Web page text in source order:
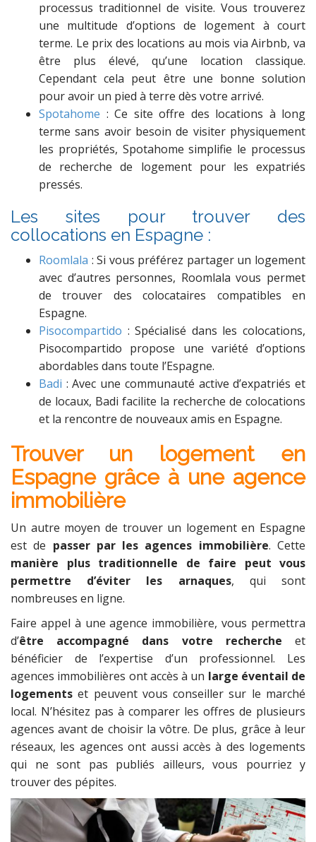
processus traditionnel de visite. Vous trouverez
une multitude d’options de logement à court
terme. Le prix des locations au mois via Airbnb, va
être plus élevé, qu’une location classique.
Cependant cela peut être une bonne solution
pour avoir un pied à terre dès votre arrivé.
Spotahome : Ce site offre des locations à long
terme sans avoir besoin de visiter physiquement
les propriétés, Spotahome simplifie le processus
de recherche de logement pour les expatriés
pressés.
Les sites pour trouver des
collocations en Espagne :
Roomlala : Si vous préférez partager un logement
avec d’autres personnes, Roomlala vous permet
de trouver des colocataires compatibles en
Espagne.
Pisocompartido : Spécialisé dans les colocations,
Pisocompartido propose une variété d’options
abordables dans toute l’Espagne.
Badi : Avec une communauté active d’expatriés et
de locaux, Badi facilite la recherche de colocations
et la rencontre de nouveaux amis en Espagne.
Trouver un logement en
Espagne grâce à une agence
immobilière
Un autre moyen de trouver un logement en Espagne
est de passer par les agences immobilière. Cette
manière plus traditionnelle de faire peut vous
permettre d’éviter les arnaques, qui sont
nombreuses en ligne.
Faire appel à une agence immobilière, vous permettra
d’être accompagné dans votre recherche et
bénéficier de l’expertise d’un professionnel. Les
agences immobilières ont accès à un large éventail de
logements et peuvent vous conseiller sur le marché
local. N’hésitez pas à comparer les offres de plusieurs
agences avant de choisir la vôtre. De plus, grâce à leur
réseaux, les agences ont aussi accès à des logements
qui ne sont pas publiés ailleurs, vous pourriez y
trouver des pépites.